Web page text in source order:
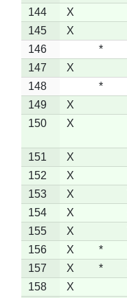
144
X
145
X
146
*
147
X
148
*
149
X
150
X
151 X
152
X
153
X
154
X
155
X
156
X *
157
X *
158
X